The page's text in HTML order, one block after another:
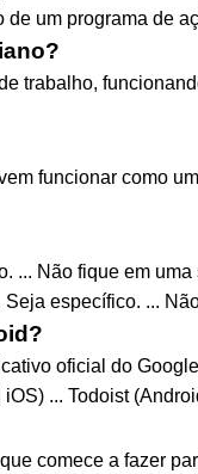
um programa de
trabalho,
funcionar como
Não fique em
específico. ...
oficial do
... Todoist
comece a fazer